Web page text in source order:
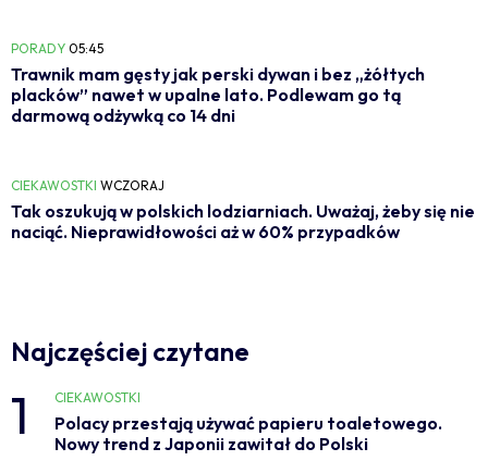
PORADY 05:45
Trawnik mam gęsty jak perski dywan i bez „żółtych
placków” nawet w upalne lato. Podlewam go tą
darmową odżywką co 14 dni
CIEKAWOSTKI WCZORAJ
Tak oszukują w polskich lodziarniach. Uważaj, żeby się nie
naciąć. Nieprawidłowości aż w 60% przypadków
Najczęściej czytane
1 CIEKAWOSTKI
Polacy przestają używać papieru toaletowego.
Nowy trend z Japonii zawitał do Polski